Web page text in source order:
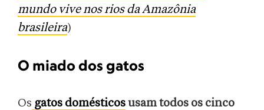
mundo vive nos rios da Amazônia
brasileira)
O miado dos gatos
Os gatos domésticosusam todos os cinco